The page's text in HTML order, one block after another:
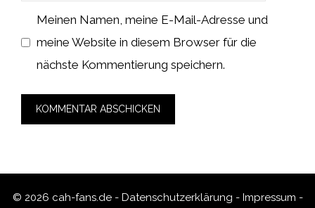
Meinen Namen, meine E-Mail-Adresse und
meine Website in diesem Browser für die
nächste Kommentierung speichern.
© 2026 cah-fans.de - Datenschutzerklärung - Impressum -